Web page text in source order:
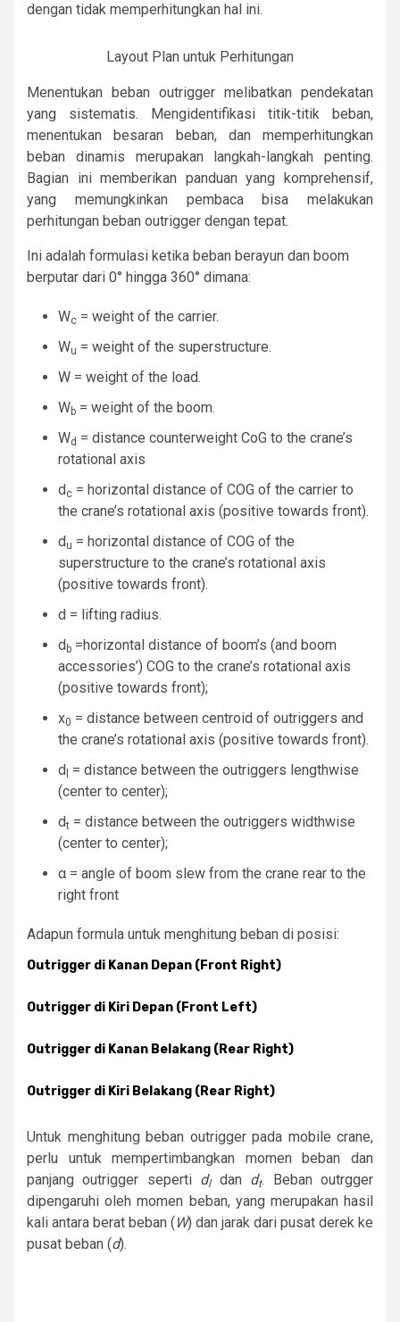
dengan tidak memperhitungkan hal ini.
Layout Plan untuk Perhitungan
Menentukan beban outrigger melibatkan pendekatan
yang sistematis. Mengidentifikasi titik-titik beban,
menentukan besaran beban, dan memperhitungkan
beban dinamis merupakan langkah-langkah penting.
Bagian ini memberikan panduan yang komprehensif,
yang memungkinkan pembaca bisa melakukan
perhitungan beban outrigger dengan tepat.
Ini adalah formulasi ketika beban berayun dan boom
berputar dari 0° hingga 360° dimana:
Wc = weight of the carrier.
Wu = weight of the superstructure.
W = weight of the load.
Wb = weight of the boom.
Wd = distance counterweight CoG to the crane’s
rotational axis
dc = horizontal distance of COG of the carrier to
the crane’s rotational axis (positive towards front).
du = horizontal distance of COG of the
superstructure to the crane’s rotational axis
(positive towards front).
d = lifting radius.
d b =horizontal distance of boom’s (and boom
accessories’) COG to the crane’s rotational axis
(positive towards front);
x0 = distance between centroid of outriggers and
the crane’s rotational axis (positive towards front).
d = distance between the outriggers lengthwise
(center to center);
dt = distance between the outriggers widthwise
(center to center);
α = angle of boom slew from the crane rear to the
right front
Adapun formula untuk menghitung beban di posisi:
Outrigger di Kanan Depan (Front Right)
Outrigger di Kiri Depan (Front Left)
Outrigger di Kanan Belakang (Rear Right)
Outrigger di Kiri Belakang (Rear Right)
Untuk menghitung beban outrigger pada mobile crane,
perlu untuk mempertimbangkan momen beban dan
panjang outrigger seperti dldan dt. Beban outrgger
dipengaruhi oleh momen beban, yang merupakan hasil
kali antara berat beban (W) dan jarak dari pusat derek ke
pusat beban (d).